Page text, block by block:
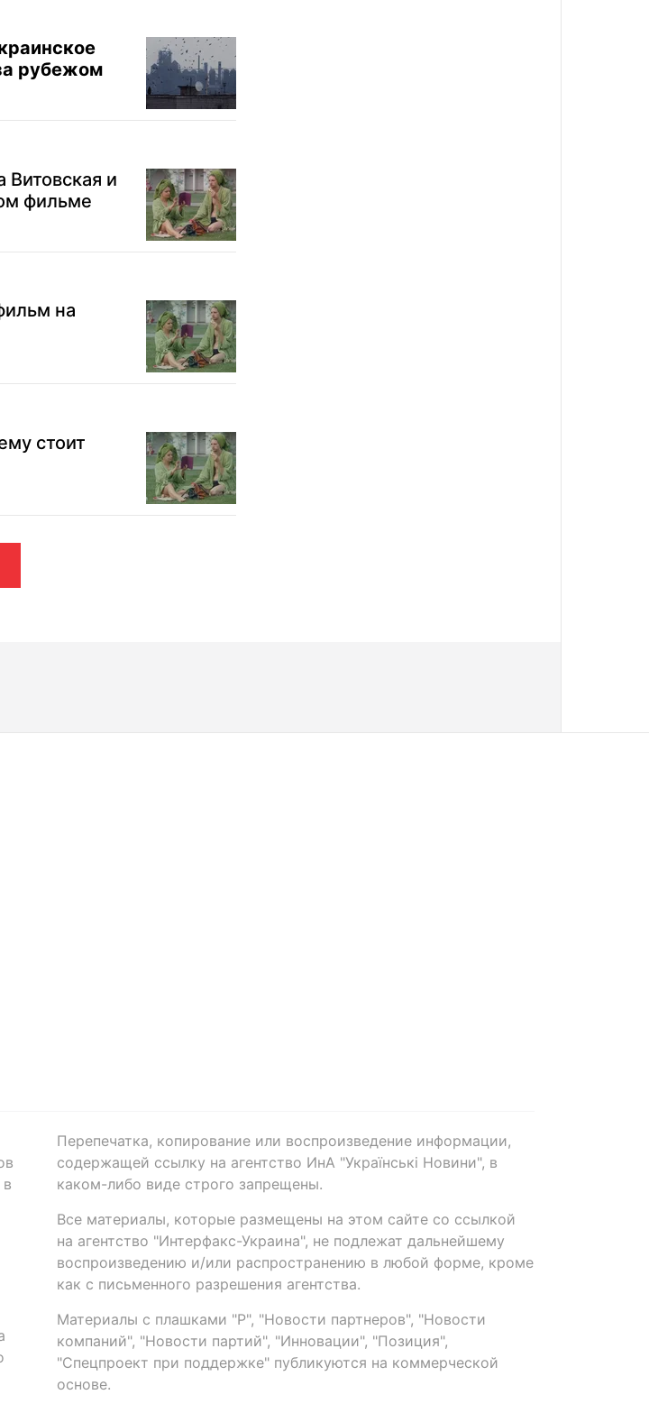
рубежом
и
фильме
на
стоит
Перепечатка, копирование или воспроизведение информации,
содержащей ссылку на агентство ИнА "Українські Новини", в
каком-либо виде строго запрещены.
Все материалы, которые размещены на этом сайте со ссылкой
на агентство "Интерфакс-Украина", не подлежат дальнейшему
воспроизведению и/или распространению в любой форме, кроме
как с письменного разрешения агентства.
Материалы с плашками "Р", "Новости партнеров", "Новости
компаний", "Новости партий", "Инновации", "Позиция",
"Спецпроект при поддержке" публикуются на коммерческой
основе.